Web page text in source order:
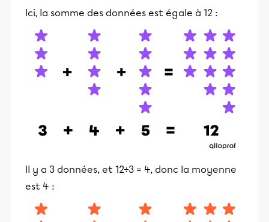
Ici, la somme des données est égale à 12 :
Il y a 3 données, et 12÷3 = 4, donc la moyenne
est 4 :